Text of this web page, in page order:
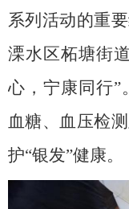
系列活动的重
溧水区柘塘街
心，宁康同行”
血糖、血压检
护“银发”健康。